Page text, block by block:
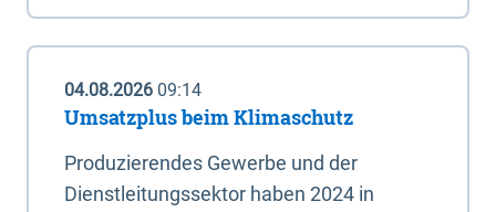
04.08.2026 09:14
Umsatzplus beim Klimaschutz
Produzierendes Gewerbe und der
Dienstleitungssektor haben 2024 in